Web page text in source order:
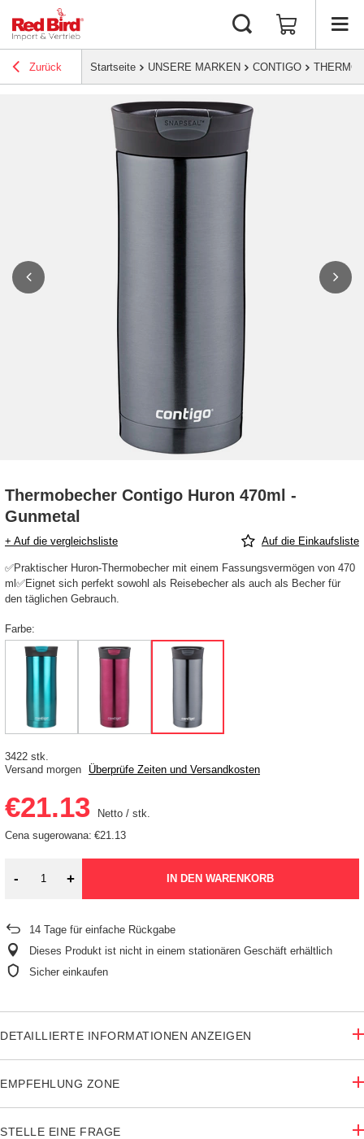
Zurück Startseite UNSERE MARKEN CONTIGO
Thermobecher Contigo Huron 470ml -
Gunmetal
+ Auf die vergleichsliste Auf die Einkaufsliste
✅Praktischer Huron-Thermobecher mit einem Fassungsvermögen von 470
ml✅Eignet sich perfekt sowohl als Reisebecher als auch als Becher für
den täglichen Gebrauch.
Farbe
3422 stk.
Versand morgen Überprüfe Zeiten und Versandkosten
€21.13 Netto / stk.
Cena sugerowana: €21.13
- + IN DEN WARENKORB
14 Tage für einfache Rückgabe
Dieses Produkt ist nicht in einem stationären Geschäft erhältlich
Sicher einkaufen
DETAILLIERTE INFORMATIONEN ANZEIGEN
EMPFEHLUNG ZONE
STELLE EINE FRAGE